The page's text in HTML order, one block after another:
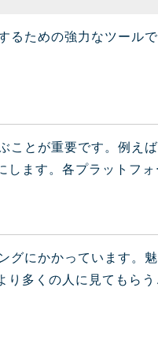
るための強力なツール
ことが重要です。例え
ます。各プラットフ
グにかかっています。
り多くの人に見てもら